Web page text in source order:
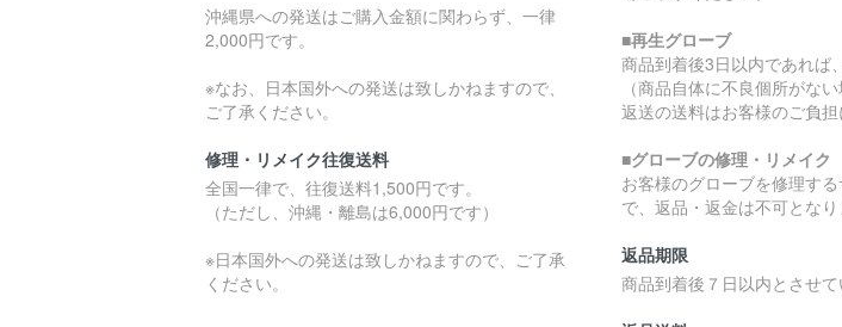
沖縄県への発送はご購入金額に関わらず、一律
2,000円です。
※なお、日本国外への発送は致しかねますので、
ご了承ください。
修理・リメイク往復送料
全国一律で、往復送料1,500円です。
（ただし、沖縄・離島は6,000円です）
※日本国外への発送は致しかねますので、ご了承
ください。
■再生グローブ
商品到着後3日以内であれば
（商品自体に不良個所がな
返送の送料はお客様のご負担
■グローブの修理・リメイク
お客様のグローブを修理す
で、返品・返金は不可となり
返品期限
商品到着後７日以内とさせて